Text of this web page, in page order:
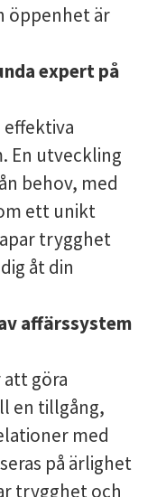
öppenhet är
expert på
En utveckling
behov, med
ett unikt
trygghet
åt din
affärssystem
göra
en tillgång,
med
på ärlighet
trygghet och